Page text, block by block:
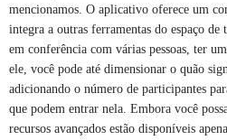
mencionamos. O aplicativo oferece um
integra a outras ferramentas do espaço de
em conferência com várias pessoas, ter
ele, você pode até dimensionar o quão
adicionando o número de participantes
que podem entrar nela. Embora você
recursos avançados estão disponíveis